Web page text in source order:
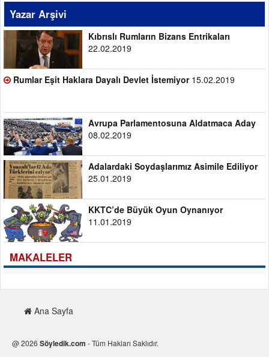
Yazar Arşivi
Kıbrıslı Rumların Bizans Entrikaları
22.02.2019
Rumlar Eşit Haklara Dayalı Devlet İstemiyor15.02.2019
Avrupa Parlamentosuna Aldatmaca Aday
08.02.2019
Adalardaki Soydaşlarımız Asimile Ediliyor
25.01.2019
KKTC’de Büyük Oyun Oynanıyor
11.01.2019
MAKALELER
Ana Sayfa
@ 2026 Söyledik.com - Tüm Hakları Saklıdır.